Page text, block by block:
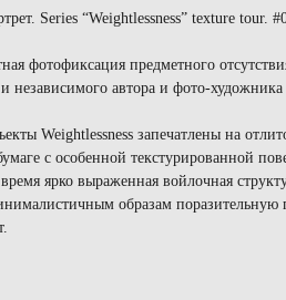
Series “Weightlessness” texture tour.
фотофиксация предметного
независимого автора и фото-
Weightlessness запечатлены на
с особенной текстурированной
ярко выраженная войлочная
образам поразительную